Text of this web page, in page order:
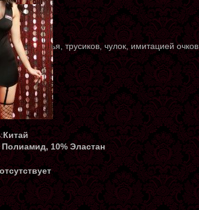
платья, трусиков, чулок, имитацией очков
Китай
Полиамид, 10% Эластан
отсутствует